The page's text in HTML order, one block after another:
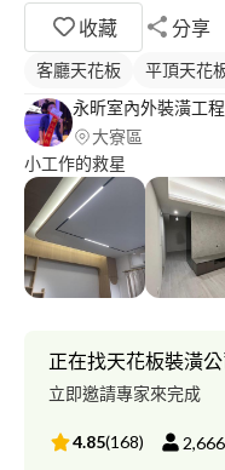
收藏
分享
客廳天花板
平頂天花
永昕室內外裝潢工
大寮區
小工作的救星
正在找天花板裝潢公
立即邀請專家來完成
4.85(168) 2,666